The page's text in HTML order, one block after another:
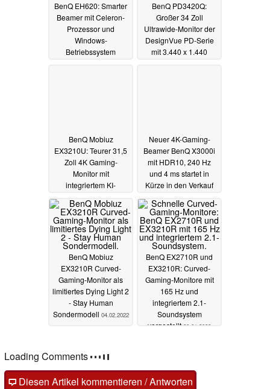
BenQ EH620: Smarter
Beamer mit Celeron-
Prozessor und
Windows-
Betriebssystem
BenQ PD3420Q:
Großer 34 Zoll
Ultrawide-Monitor der
DesignVue PD-Serie
mit 3.440 x 1.440
BenQ Mobiuz
EX3210U: Teurer 31,5
Zoll 4K Gaming-
Monitor mit
integriertem KI-
FreeSync Premium Pro
17.03.2022
Neuer 4K-Gaming-
Beamer BenQ X3000i
mit HDR10, 240 Hz
und 4 ms startet in
Kürze in den Verkauf
BenQ Mobiuz
EX3210R Curved-
Gaming-Monitor als
limitiertes Dying Light 2
- Stay Human
Sondermodell 04.02.2022
BenQ EX2710R und
EX3210R: Curved-
Gaming-Monitore mit
165 Hz und
integriertem 2.1-
Soundsystem
vorgestellt 20.01.2022
Loading Comments
Diesen Artikel kommentieren / Antworten